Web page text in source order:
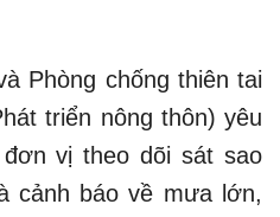
Phòng chống thiên tai
triển nông thôn) yêu
vị theo dõi sát sao
cảnh báo về mưa lớn,